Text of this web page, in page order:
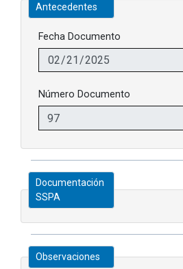
Antecedentes
Fecha Documento
Número Documento
Documentación
SSPA
Observaciones